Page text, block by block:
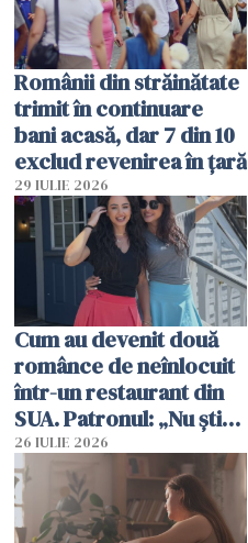
Românii din străinătate
trimit în continuare
bani acasă, dar 7 din 10
exclud revenirea în țară
29 IULIE 2026
Cum au devenit două
românce de neînlocuit
într-un restaurant din
SUA. Patronul: „Nu știu
ce o să mă fac fără voi”
26 IULIE 2026